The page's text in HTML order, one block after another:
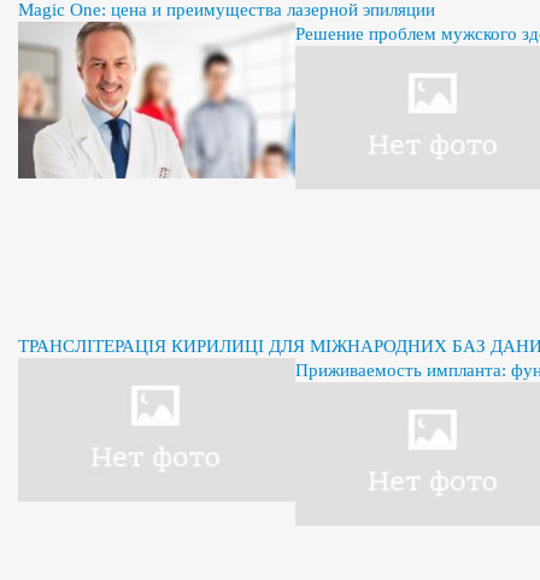
Magic One: цена и преимущества лазерной эпиляции
Решение проблем мужского
ТРАНСЛІТЕРАЦІЯ КИРИЛИЦІ ДЛЯ МІЖНАРОДНИХ БАЗ
Приживаемость импланта: